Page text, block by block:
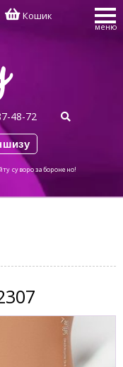
Кошик
меню
48-72
суворо заборонено!